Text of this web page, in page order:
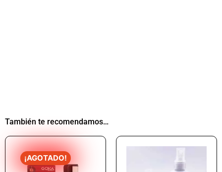
También te recomendamos…
¡AGOTADO!